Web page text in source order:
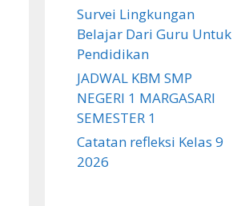
Survei Lingkungan
Belajar Dari Guru Untuk
Pendidikan
JADWAL KBM SMP
NEGERI 1 MARGASARI
SEMESTER 1
Catatan refleksi Kelas 9
2026